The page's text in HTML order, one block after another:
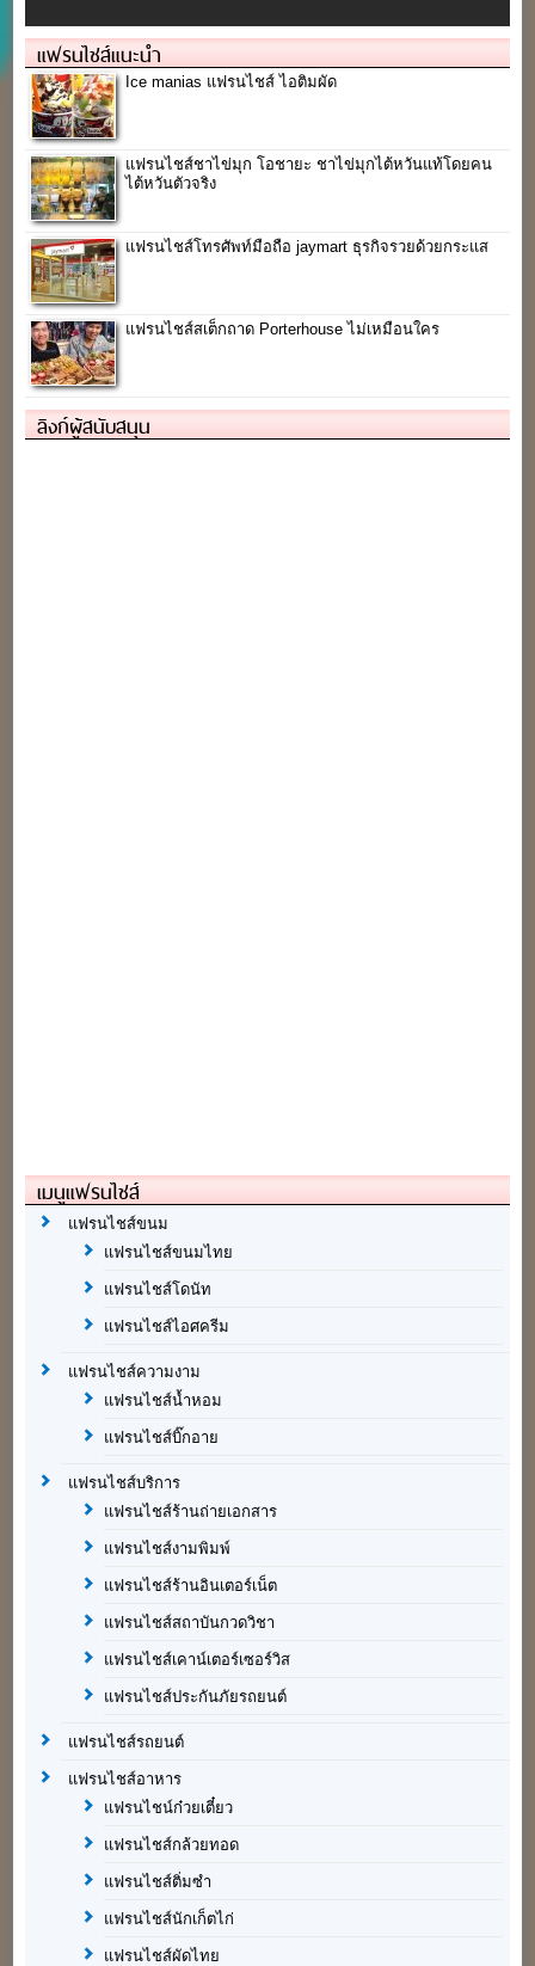
แฟรนไชส์แนะนำ
Ice manias แฟรนไชส์ ไอติมผัด
แฟรนไชส์ชาไข่มุก โอชายะ ชาไข่มุกไต้หวันแท้โดยคน
ไต้หวันตัวจริง
แฟรนไชส์โทรศัพท์มือถือ jaymart ธุรกิจรวยด้วยกระแส
แฟรนไชส์สเต็กถาด Porterhouse ไม่เหมือนใคร
ลิงก์ผู้สนับสนุน
เมนูแฟรนไชส์
แฟรนไชส์ขนม
แฟรนไชส์ขนมไทย
แฟรนไชส์โดนัท
แฟรนไชส์ไอศครีม
แฟรนไชส์ความงาม
แฟรนไชส์น้ำหอม
แฟรนไชส์บิ๊กอาย
แฟรนไชส์บริการ
แฟรนไชส์ร้านถ่ายเอกสาร
แฟรนไชส์งามพิมพ์
แฟรนไชส์ร้านอินเตอร์เน็ต
แฟรนไชส์สถาบันกวดวิชา
แฟรนไชส์เคาน์เตอร์เซอร์วิส
แฟรนไชส์ประกันภัยรถยนต์
แฟรนไชส์รถยนต์
แฟรนไชส์อาหาร
แฟรนไชน์ก๋วยเตี๋ยว
แฟรนไชส์กล้วยทอด
แฟรนไชส์ติ่มซำ
แฟรนไชส์นักเก็ตไก่
แฟรนไชส์ผัดไทย